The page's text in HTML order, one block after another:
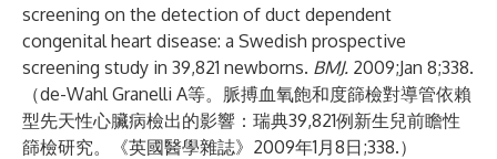
screening on the detection of duct dependent
congenital heart disease: a Swedish prospective
screening study in 39,821 newborns. BMJ. 2009;Jan 8;338.
（de-Wahl Granelli A等。脈搏血氧飽和度篩檢對導管依賴
型先天性心臟病檢出的影響：瑞典39,821例新生兒前瞻性
篩檢研究。《英國醫學雜誌》2009年1月8日;338.）